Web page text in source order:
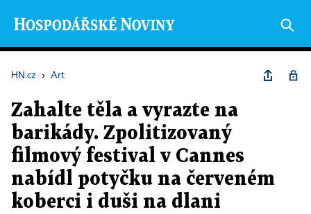
HN.cz › Art
Zahalte těla a vyrazte na
barikády. Zpolitizovaný
filmový festival v Cannes
nabídl potyčku na červeném
koberci i duši na dlani